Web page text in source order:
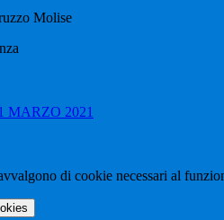
Molise
MARZO 2021
di cookie necessari al